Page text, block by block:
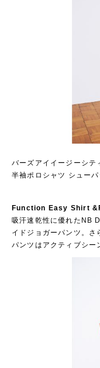
バーズアイイージーシ
半袖ポロシャツ シュー
Function Easy Shirt
吸汗速乾性に優れたNB
イドジョガーパンツ。さ
パンツはアクティブシー